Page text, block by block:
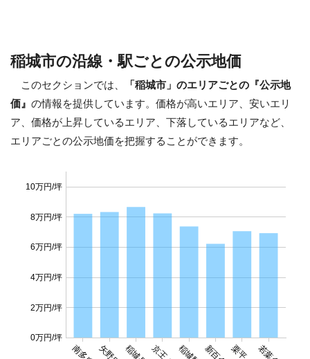
稲城市の沿線・駅ごとの公示地価
このセクションでは、
「稲城市」のエリアごとの『公示地
価』 の情報を提供しています。価格が高いエリア、安いエリ
ア、価格が上昇しているエリア、下落しているエリアなど、
エリアごとの公示地価を把握することができます。
栗平
0万円/坪
2万円/坪
4万円/坪
6万円/坪
8万円/坪
10万円/坪